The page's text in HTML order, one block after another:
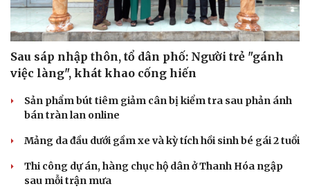
Du lịch
Tư vấn
Podcast
Sau sáp nhập thôn, tổ dân phố: Người trẻ "gánh
việc làng", khát khao cống hiến
Sản phẩm bút tiêm giảm cân bị kiểm tra sau phản ánh
bán tràn lan online
Mảng da đầu dưới gầm xe và kỳ tích hồi sinh bé gái 2 tuổi
Thi công dự án, hàng chục hộ dân ở Thanh Hóa ngập
sau mỗi trận mưa